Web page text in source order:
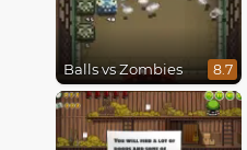
Balls vs Zombies 8.7